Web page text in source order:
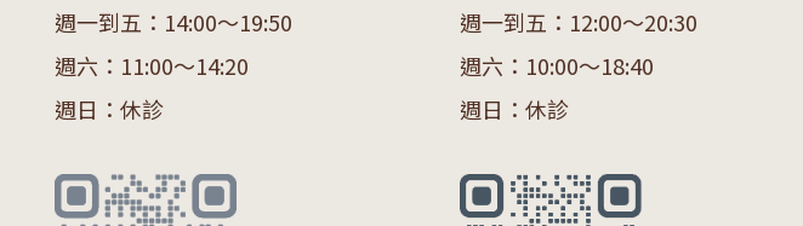
週一到五：14:00～19:50
週六：11:00～14:20
週日：休診
週一到五：12:00～20:30
週六：10:00～18:40
週日：休診